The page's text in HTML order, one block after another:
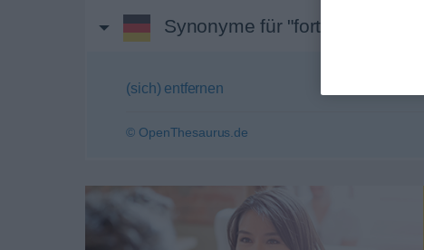
Synonyme für "fortbewegen"
(sich) entfernen
© OpenThesaurus.de